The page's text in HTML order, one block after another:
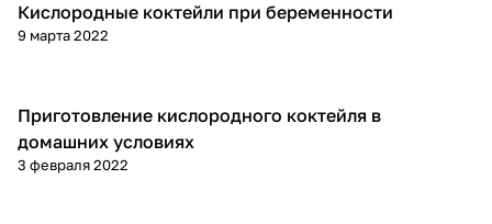
О кислородных коктейлях
9 марта 2022
Кислородные коктейли при беременности
О кислородных коктейлях
3 февраля 2022
Приготовление кислородного коктейля в
домашних условиях